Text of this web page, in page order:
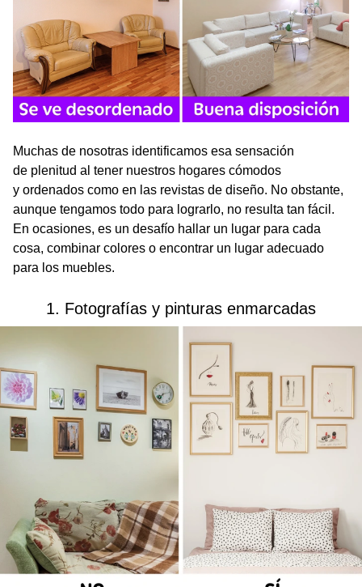
Muchas de nosotras identificamos esa sensación
de plenitud al tener nuestros hogares cómodos
y ordenados como en las revistas de diseño. No obstante,
aunque tengamos todo para lograrlo, no resulta tan fácil.
En ocasiones, es un desafío hallar un lugar para cada
cosa, combinar colores o encontrar un lugar adecuado
para los muebles.
1. Fotografías y pinturas enmarcadas